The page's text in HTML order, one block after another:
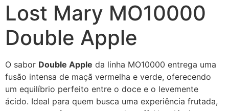
Lost Mary MO10000
Double Apple
O sabor Double Apple da linha MO10000 entrega uma
fusão intensa de maçã vermelha e verde, oferecendo
um equilíbrio perfeito entre o doce e o levemente
ácido. Ideal para quem busca uma experiência frutada,